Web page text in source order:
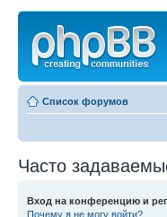
Список форумов
Часто
Вход на конференцию и
Почему я не могу войти?